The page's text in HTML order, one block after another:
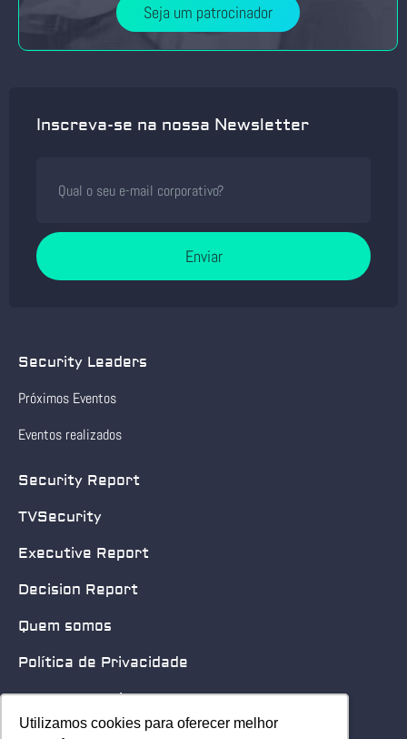
Utilizamos cookies para oferecer melhor
Utilizamos cookies para oferecer melhor
Seja um patrocinador
Inscreva-se na nossa Newsletter
Enviar
Security Leaders
Próximos Eventos
Eventos realizados
Security Report
TVSecurity
Executive Report
Decision Report
Quem somos
Política de Privacidade
Quero patrocinar